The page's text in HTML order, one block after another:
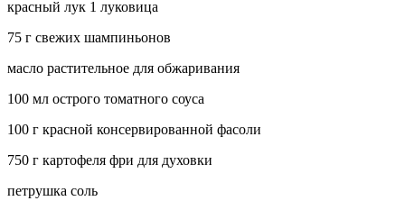
красный лук 1 луковица
75 г свежих шампиньонов
масло растительное для обжаривания
100 мл острого томатного соуса
100 г красной консервированной фасоли
750 г картофеля фри для духовки
петрушка соль